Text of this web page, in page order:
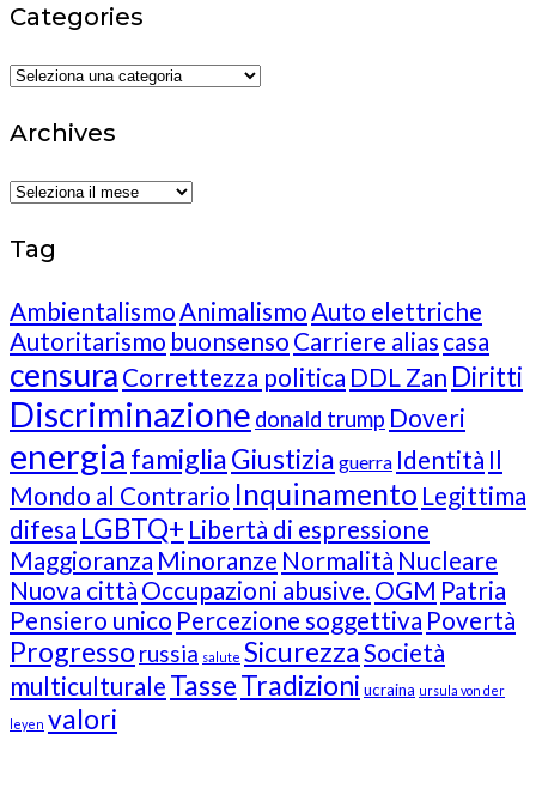
Categories
Categories
Archives
Archives
Tag
Ambientalismo Animalismo Auto elettriche
Autoritarismo buonsenso Carriere alias casa
censura Correttezza politica DDL Zan Diritti
Discriminazione donald trump Doveri
energia famigliaGiustizia guerra Identità Il
Mondo al Contrario Inquinamento Legittima
difesa LGBTQ+ Libertà di espressione
Maggioranza Minoranze Normalità Nucleare
Nuova città Occupazioni abusive. OGM Patria
Pensiero unico Percezione soggettiva Povertà
Progresso russia salute SicurezzaSocietà
multiculturale TasseTradizioni ucraina ursula von der
leyen valori